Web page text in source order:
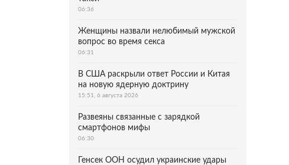
06:36
Женщины назвали нелюбимый мужской
вопрос во время секса
06:31
В США раскрыли ответ России и Китая
на новую ядерную доктрину
15:51, 6 августа 2026
Развеяны связанные с зарядкой
смартфонов мифы
06:30
Генсек ООН осудил украинские удары